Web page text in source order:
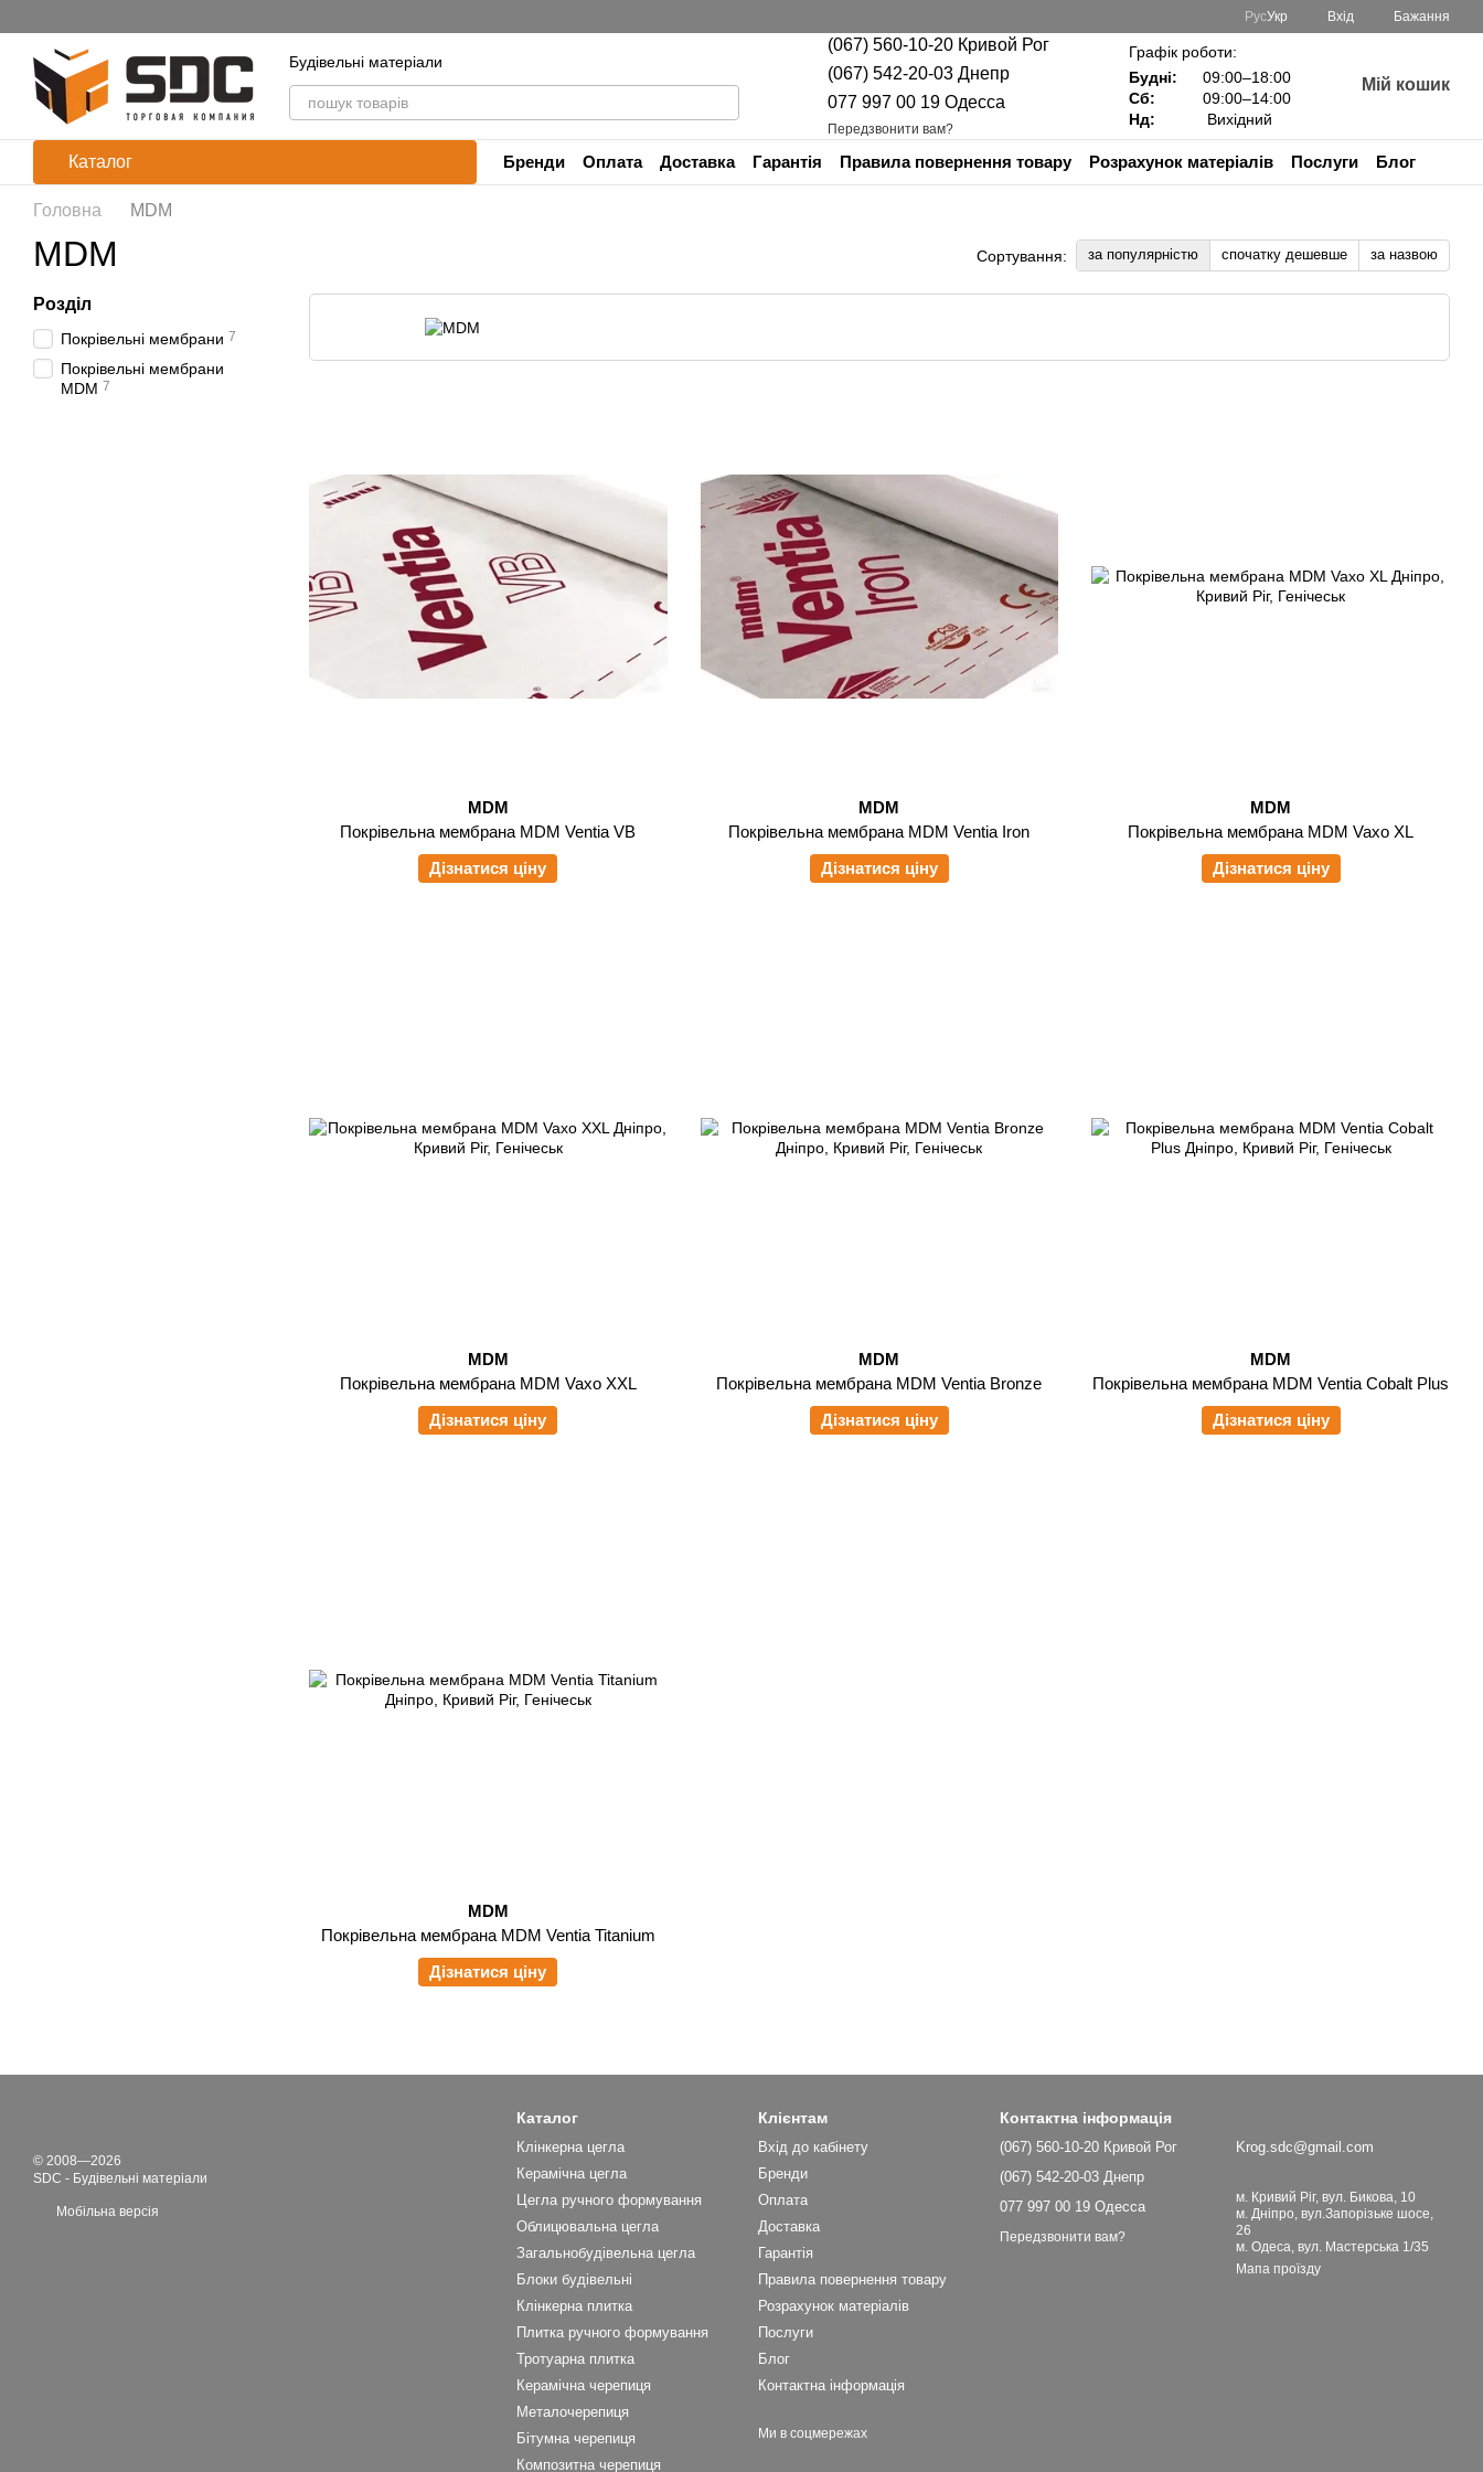
РусУкр Вхід Бажання
Будівельні матеріали
(067) 560-10-20 Кривой Рог
(067) 542-20-03 Днепр
077 997 00 19 Одесса
Передзвонити вам?
Графік роботи:
Будні:
09:00–18:00
Сб:
09:00–14:00
Нд:
Вихідний
Мій кошик
Каталог Бренди Оплата Доставка Гарантія Правила повернення товару Розрахунок матеріалів Послуги
Блог
Контактна інформація
Головна
MDM
MDM Сортування: за популярністю спочатку дешевше за назвою
MDM
Покрівельна мембрана MDM Ventia VB
Дізнатися ціну
MDM
Покрівельна мембрана MDM Ventia Iron
Дізнатися ціну
MDM
Покрівельна мембрана MDM Vaxo XL
Дізнатися ціну
MDM
Покрівельна мембрана MDM Vaxo XXL
Дізнатися ціну
MDM
Покрівельна мембрана MDM Ventia Bronze
Дізнатися ціну
MDM
Покрівельна мембрана MDM Ventia Cobalt Plus
Дізнатися ціну
MDM
Покрівельна мембрана MDM Ventia Titanium
Дізнатися ціну
Розділ
Покрівельні мембрани 7
Покрівельні мембрани
MDM 7
© 2008—2026
SDC - Будівельні матеріали
Мобільна версія
Каталог
Клінкерна цегла
Керамічна цегла
Цегла ручного формування
Облицювальна цегла
Загальнобудівельна цегла
Блоки будівельні
Клінкерна плитка
Плитка ручного формування
Тротуарна плитка
Керамічна черепиця
Металочерепиця
Бітумна черепиця
Композитна черепиця
Клієнтам
Вхід до кабінету
Бренди
Оплата
Доставка
Гарантія
Правила повернення товару
Розрахунок матеріалів
Послуги
Блог
Контактна інформація
Ми в соцмережах
Контактна інформація
(067) 560-10-20 Кривой Рог
(067) 542-20-03 Днепр
077 997 00 19 Одесса
Передзвонити вам?
Krog.sdc@gmail.com
м. Кривий Ріг, вул. Бикова, 10
м. Дніпро, вул.Запорізьке шосе,
26
м. Одеса, вул. Мастерська 1/35
Мапа проїзду